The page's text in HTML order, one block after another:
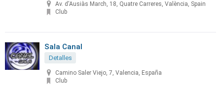
Av. d'Ausiàs March, 18, Quatre Carreres, València, Spain
Club
Sala Canal
Detalles
Camino Saler Viejo, 7, Valencia, España
Club